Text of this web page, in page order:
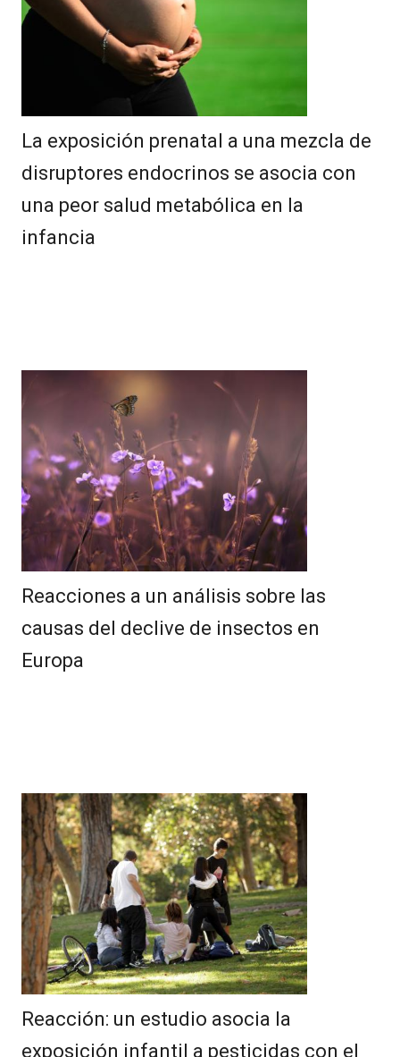
La exposición prenatal a una mezcla de
disruptores endocrinos se asocia con
una peor salud metabólica en la
infancia
Reacciones a un análisis sobre las
causas del declive de insectos en
Europa
Reacción: un estudio asocia la
exposición infantil a pesticidas con el